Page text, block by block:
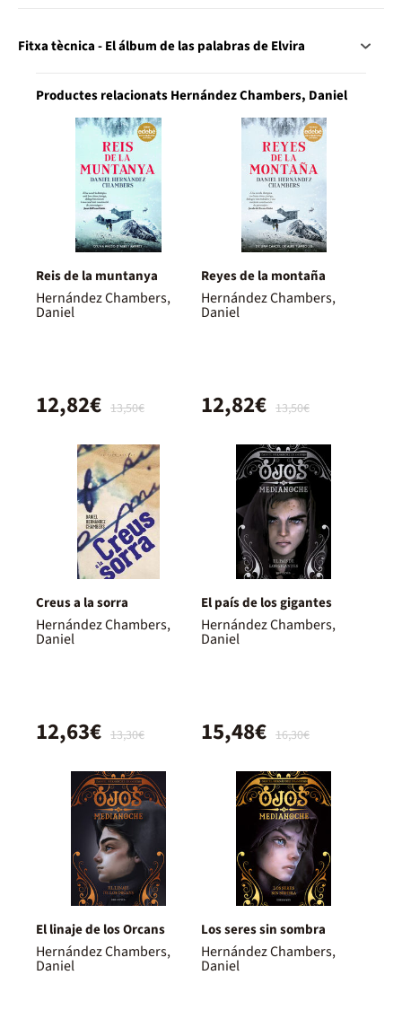
Fitxa tècnica - El álbum de las palabras de Elvira
Productes relacionats Hernández Chambers, Daniel
Reis de la muntanya
Hernández Chambers,
Daniel
13,50€
12,82€
Reyes de la montaña
Hernández Chambers,
Daniel
13,50€
12,82€
Creus a la sorra
Hernández Chambers,
Daniel
13,30€
12,63€
El país de los gigantes
Hernández Chambers,
Daniel
16,30€
15,48€
El linaje de los Orcans
Hernández Chambers,
Daniel
Los seres sin sombra
Hernández Chambers,
Daniel